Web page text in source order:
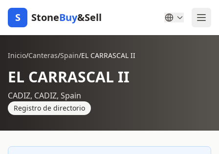
S StoneBuy&Sell
Inicio/Canteras/Spain/EL CARRASCAL II
EL CARRASCAL II
CADIZ, CADIZ, Spain
Registro de directorio